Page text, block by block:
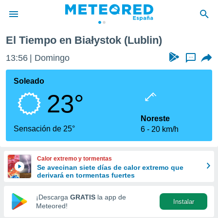
de
por
que se
calidad.
a este
las
y
forma
digital
basada
El Tiempo en Białystok (Lublin)
13:56 Domingo ...
Soleado
23°
Sensación de 25°
Noreste
6
20 km/h
Calor extremo y tormentas
Se avecinan siete días de calor extremo que
derivará en tormentas fuertes
¡Descarga GRATIS la app de
Meteored!
Instalar